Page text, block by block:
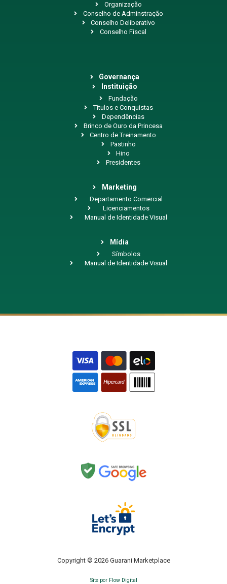
Organização
Conselho de Adminstração
Conselho Deliberativo
Conselho Fiscal
Governança
Instituição
Fundação
Títulos e Conquistas
Dependências
Brinco de Ouro da Princesa
Centro de Treinamento
Pastinho
Hino
Presidentes
Marketing
Departamento Comercial
Licenciamentos
Manual de Identidade Visual
Mídia
Símbolos
Manual de Identidade Visual
Copyright © 2026 Guarani Marketplace
Site por Flow Digital